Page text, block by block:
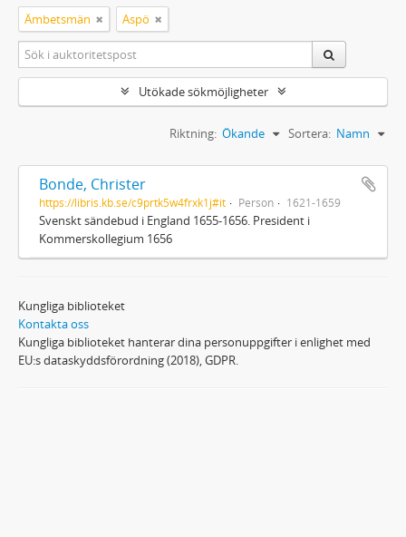
Ämbetsmän Aspö
Utökade sökmöjligheter
Sortera: Namn
Riktning: Ökande
Bonde, Christer
https://libris.kb.se/c9prtk5w4frxk1j#it Person 1621-1659
Svenskt sändebud i England 1655-1656. President i
Kommerskollegium 1656
Kungliga biblioteket
Kontakta oss
Kungliga biblioteket hanterar dina personuppgifter i enlighet med
EU:s dataskyddsförordning (2018), GDPR.